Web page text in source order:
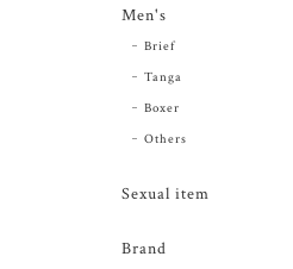
Men's
Brief
Tanga
Boxer
Others
Sexual item
Brand